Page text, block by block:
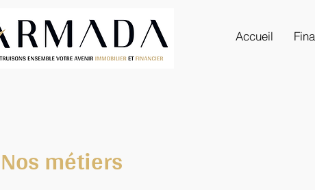
Accueil
Nos métiers